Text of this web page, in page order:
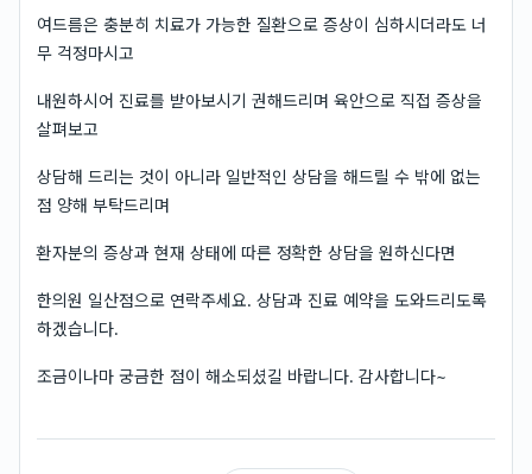
여드름은 충분히 치료가 가능한 질환으로 증상이 심하시더라도 너
무 걱정마시고
내원하시어 진료를 받아보시기 권해드리며 육안으로 직접 증상을
살펴보고
상담해 드리는 것이 아니라 일반적인 상담을 해드릴 수 밖에 없는
점 양해 부탁드리며
환자분의 증상과 현재 상태에 따른 정확한 상담을 원하신다면
한의원 일산점으로 연락주세요. 상담과 진료 예약을 도와드리도록
하겠습니다.
조금이나마 궁금한 점이 해소되셨길 바랍니다. 감사합니다~